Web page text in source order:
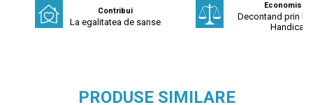
Contribui
La egalitatea de sanse
Decontand prin
Handicap
PRODUSE SIMILARE